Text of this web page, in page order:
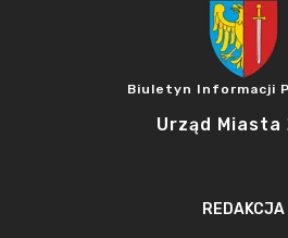
Biuletyn Informacji
Urząd Miasta
REDAKCJA